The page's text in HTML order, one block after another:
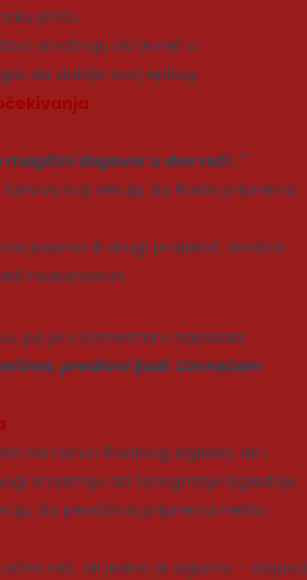
priču.
smatraju da je reč o
da dobije svoj epilog.
dogovor u dve reči ."
koji veruju da Rada priprema
pesma ili drugi projekat, simboli
radoznalost.
pa je u komentaru napisala:
predivni ljudi. Uzvraćam
na račun Radinog izgleda, ali i
smatraju da fotografije izgledaju
da pevačica priprema nešto
reč, ali jedno je sigurno - objava